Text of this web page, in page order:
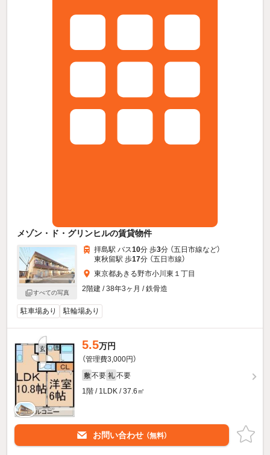
メゾン・ド・グリンヒルの賃貸物件
すべての写真
拝島駅 バス10分 歩3分 （五日市線など）
東秋留駅 歩17分 （五日市線）
東京都あきる野市小川東１丁目
2階建 / 38年3ヶ月 / 鉄骨造
駐車場あり 駐輪場あり
5.5万円
（管理費3,000円）
敷 不要 礼 不要
1階 / 1LDK / 37.6㎡
お問い合わせ （無料）